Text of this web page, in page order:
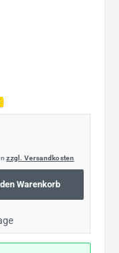
zzgl. Versandkosten
Warenkorb